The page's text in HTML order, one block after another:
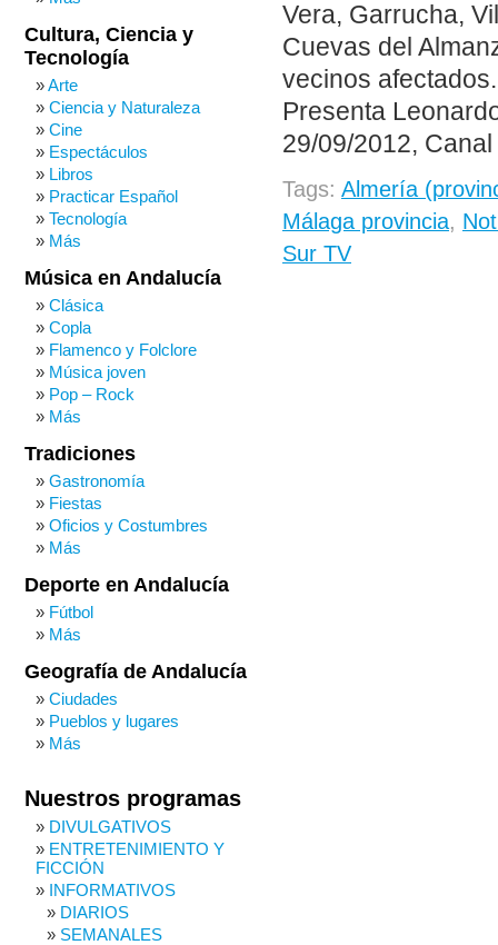
Vera, Garrucha,
Cuevas del
vecinos afectados.
Presenta
29/09/2012,
Tags: Almería
Málaga provincia,
Sur TV
Cultura, Ciencia y
Tecnología
Arte
Ciencia y Naturaleza
Cine
Espectáculos
Libros
Practicar Español
Tecnología
Más
Música en Andalucía
Clásica
Copla
Flamenco y Folclore
Música joven
Pop – Rock
Más
Tradiciones
Gastronomía
Fiestas
Oficios y Costumbres
Más
Deporte en Andalucía
Fútbol
Más
Geografía de Andalucía
Ciudades
Pueblos y lugares
Más
Nuestros programas
DIVULGATIVOS
ENTRETENIMIENTO Y
FICCIÓN
INFORMATIVOS
DIARIOS
SEMANALES